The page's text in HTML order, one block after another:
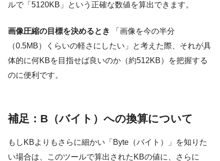
ルで「5120KB」という正確な数値を算出できます。
画像圧縮の目標を決めるとき
「画像を今の半分
（0.5MB）くらいの軽さにしたい」と考えた際、それが具
体的に何KBを目指せば良いのか（約512KB）を把握する
のに便利です。
補足：B（バイト）への換算について
もしKBよりもさらに細かい「Byte（バイト）」を知りた
い場合は、このツールで算出されたKBの値に、さらに